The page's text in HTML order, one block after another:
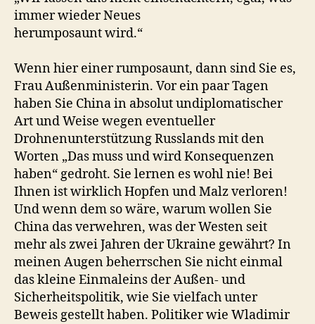
immer wieder Neues
herumposaunt wird.“
Wenn hier einer rumposaunt, dann sind Sie es,
Frau Außenministerin. Vor ein paar Tagen
haben Sie China in absolut undiplomatischer
Art und Weise wegen eventueller
Drohnenunterstützung Russlands mit den
Worten „Das muss und wird Konsequenzen
haben“ gedroht. Sie lernen es wohl nie! Bei
Ihnen ist wirklich Hopfen und Malz verloren!
Und wenn dem so wäre, warum wollen Sie
China das verwehren, was der Westen seit
mehr als zwei Jahren der Ukraine gewährt? In
meinen Augen beherrschen Sie nicht einmal
das kleine Einmaleins der Außen- und
Sicherheitspolitik, wie Sie vielfach unter
Beweis gestellt haben. Politiker wie Wladimir